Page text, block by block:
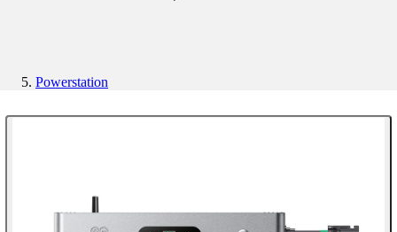
Powerstation